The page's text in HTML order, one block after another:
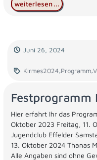
weiterlesen...
Juni 26, 2024
Kirmes2024 Programm
Festprogramm
Hier erfahrt Ihr das
Oktober 2023 Freitag, 11.
Jugendclub Effelder
13. Oktober 2024 Thanas
Alle Angaben sind ohne